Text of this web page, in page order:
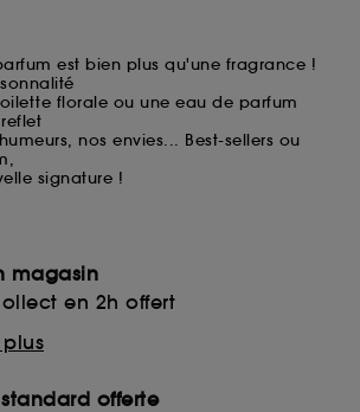
est bien plus qu'une fragrance !
florale ou une eau de parfum
nos envies... Best-sellers ou
signature !
magasin
en 2h offert
plus
offerte